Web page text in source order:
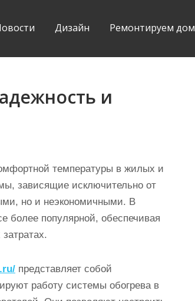
Дизайн Ремонтируем дом
и
температуры в жилых и
зависящие исключительно от
но и неэкономичными. В
более популярной, обеспечивая
представляет собой
работу системы обогрева в